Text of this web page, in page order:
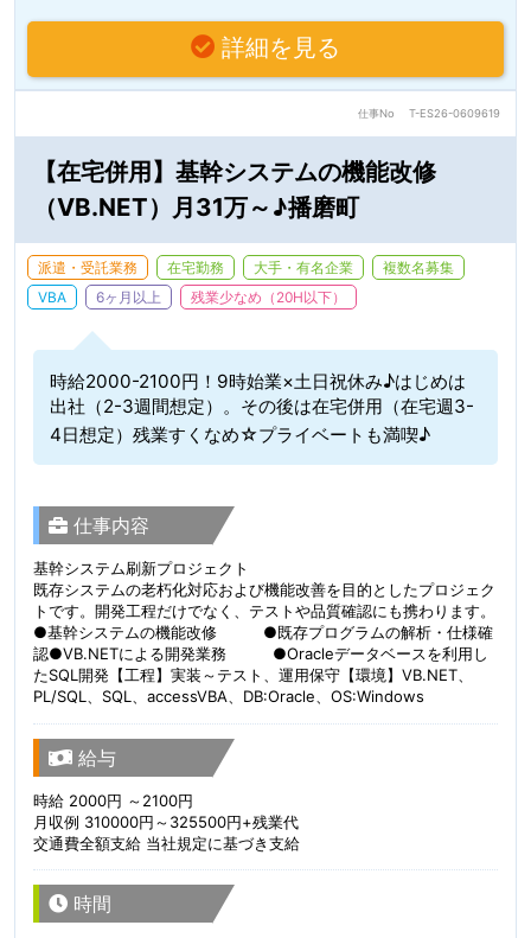
詳細を見る
仕事No T-ES26-0609619
【在宅併用】基幹システムの機能改修
（VB.NET）月31万～♪播磨町
派遣・受託業務 在宅勤務 大手・有名企業
複数名募集
VBA
6ヶ月以上 残業少なめ（20H以下）
時給2000-2100円！9時始業×土日祝休み♪はじめは
出社（2-3週間想定）。その後は在宅併用（在宅週3-
4日想定）残業すくなめ☆プライベートも満喫♪
仕事内容
基幹システム刷新プロジェクト
既存システムの老朽化対応および機能改善を目的としたプロジェク
トです。開発工程だけでなく、テストや品質確認にも携わります。
●基幹システムの機能改修 ●既存プログラムの解析・仕様確
認●VB.NETによる開発業務 ●Oracleデータベースを利用し
たSQL開発【工程】実装～テスト、運用保守【環境】VB.NET、
PL/SQL、SQL、accessVBA、DB:Oracle、OS:Windows
給与
時給 2000円 ～2100円
月収例 310000円～325500円+残業代
交通費全額支給 当社規定に基づき支給
時間